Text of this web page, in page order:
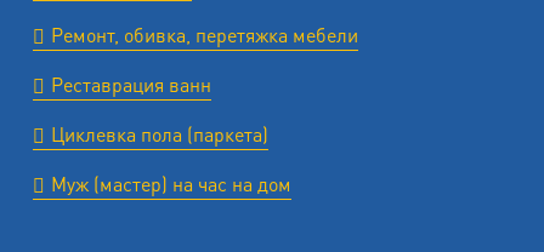
Ремонт, обивка, перетяжка мебели
Реставрация ванн
Циклевка пола (паркета)
Муж (мастер) на час на дом